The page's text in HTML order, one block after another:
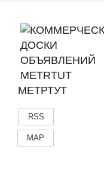
МЕТРТУТ
RSS
MAP